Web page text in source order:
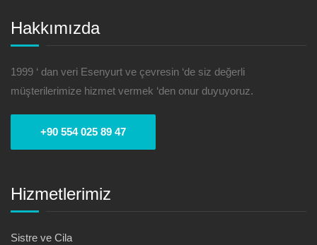
Hakkımızda
1999 ‘ dan veri Esenyurt ve çevresin ‘de siz değerli
müşterilerimize hizmet vermek ‘den onur duyuyoruz.
+90 554 025 89 47
Hizmetlerimiz
Sistre ve Cila